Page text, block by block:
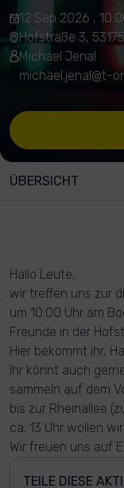
12 Sep 2026 ,
Hofstraße 3,
Michael Jenal
michael.jenal@t-
ÜBERSICHT
Hallo Leute,
wir treffen uns zur
um 10:00 Uhr am
Freunde in der
Hier bekommt ihr,
Ihr könnt auch
sammeln auf dem
bis zur Rheinallee
ca. 13 Uhr wollen
Wir freuen uns auf
TEILE DIESE